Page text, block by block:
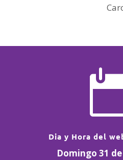
Dia y Hora del
Domingo 31